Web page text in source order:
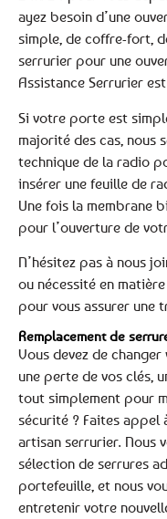
ayez besoin d’une
simple, de coffre-fort,
serrurier pour une
Assistance Serrurier
Si votre porte est
majorité des cas, nous
technique de la radio
insérer une feuille de
Une fois la membrane
pour l’ouverture de
N’hésitez pas à nous
ou nécessité en
pour vous assurer une
Remplacement de
Vous devez de
une perte de vos clés,
tout simplement pour
sécurité ? Faites appel
artisan serrurier. Nous
sélection de serrures
portefeuille, et nous
entretenir votre